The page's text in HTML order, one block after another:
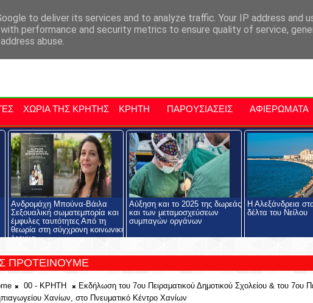
Επαρχία Μαλεβιζίου Εκδηλώσεις Στην Κρήτη Kriti Traveller
ΧΩΡΙΑ ΤΗΣ ΚΡΗΤΗΣ ΚΡΗΤΗ ΠΑΡΟΥΣΙΑΣΕΙΣ ΑΦΙΕΡΩΜΑΤΑ
Ανδρομάχη Μπούνα-Βάιλα
Σεξουαλική σωματεμπορία και
έμφυλες ταυτότητες Από τη
θεωρία στη σύγχρονη κοινωνική
έρευνα
Αύξηση και το 2025 της δωρεάς
και των μεταμοσχεύσεων
συμπαγών οργάνων
Η Αλεξάνδρεια
δέλτα του Νείλου
ΠΡΟΤΕΙΝΟΥΜΕ
00 - ΚΡΗΤΗ
Εκδήλωση του 7ου Πειραματικού Δημοτικού Σχολείου & του 7ου
Χανίων, στο Πνευματικό Κέντρο Χανίων
to deliver its services and to analyze traffic. Your IP address and
performance and security metrics to ensure quality of service,
abuse.